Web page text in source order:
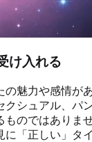
け入れる
魅力や感情
シュアル、パ
のではあり
「正しい」タ